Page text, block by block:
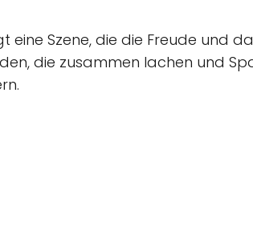
eine Szene, die die Freude und
die zusammen lachen und